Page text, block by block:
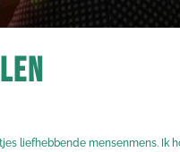
liefhebbende mensenmens. Ik